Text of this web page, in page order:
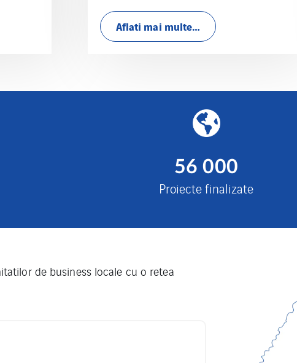
Aflati mai multe…
56 000
Proiecte finalizate
de business locale cu o retea